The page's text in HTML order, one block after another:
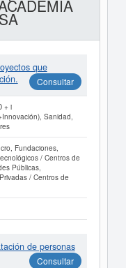
que
Consultar
+ i
Sanidad,
Fundaciones,
/ Centros de
Públicas,
/ Centros de
de personas
Consultar